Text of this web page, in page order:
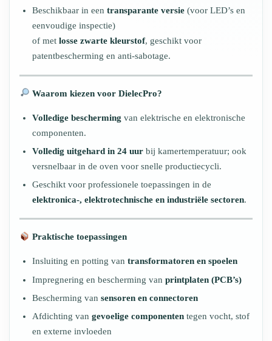
Beschikbaar in een transparante versie(voor LED’s en
eenvoudige inspectie)
of met losse zwarte kleurstof, geschikt voor
patentbescherming en anti-sabotage.
Waarom kiezen voor DielecPro?
Volledige bescherming van elektrische en elektronische
componenten.
Volledig uitgehard in 24 uurbij kamertemperatuur; ook
versnelbaar in de oven voor snelle productiecycli.
Geschikt voor professionele toepassingen in de
elektronica-, elektrotechnische en industriële sectoren.
Praktische toepassingen
Insluiting en potting van transformatoren en spoelen
Impregnering en bescherming van printplaten (PCB’s)
Bescherming van sensoren en connectoren
Afdichting van gevoelige componententegen vocht, stof
en externe invloeden